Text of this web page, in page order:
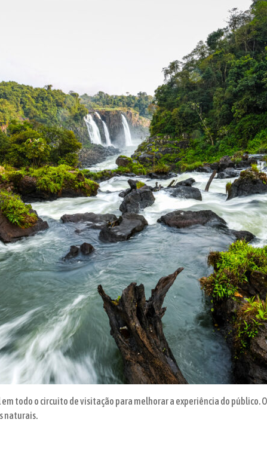
todo o circuito de visitação para melhorar a experiência do
naturais.